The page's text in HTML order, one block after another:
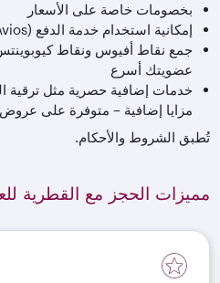
بخصومات خاصة على الأسعار
إمكانية استخدام خدمة الدفع (Cash + Avios)
جمع نقاط أفيوس ونقاط
عضويتك أسرع
خدمات إضافية حصرية مثل ترقية
مزايا إضافية – متوفرة على
تُطبق الشروط والأحكام.
مميزات الحجز مع القطرية